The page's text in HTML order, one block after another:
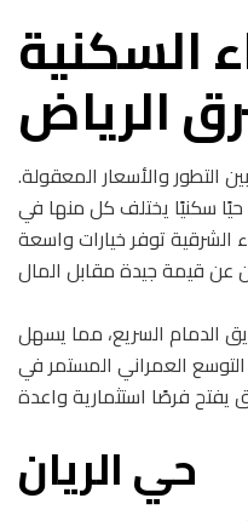
السكنية
الرياض
التطور والأسعار المعقولة.
هذه المنطقة تضم أكثر من 50 حيًا سكنيًا يختلف كل منها في
الشرقية توفر خيارات واسعة
الدمام السريع، مما يسهل
العمراني المستمر في
حي الريان